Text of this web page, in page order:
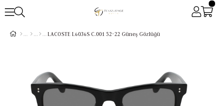
LACOSTE L6036S C.001 52-22 Güneş Gözlüğü